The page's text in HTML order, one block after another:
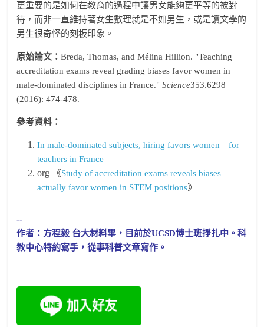
更重要的是如何在教育的過程中讓男女能夠更平等的被對
待，而非一直維持著女生數理就是不如男生，或是讀文學的
男生很奇怪的刻板印象。
原始論文：Breda, Thomas, and Mélina Hillion. "Teaching
accreditation exams reveal grading biases favor women in
male-dominated disciplines in France."Science353.6298
(2016): 474-478.
參考資料：
In male-dominated subjects, hiring favors women—for
teachers in France
org 《Study of accreditation exams reveals biases
actually favor women in STEM positions》
--
作者：方程毅 台大材料畢，目前於UCSD博士班掙扎中。科
教中心特約寫手，從事科普文章寫作。